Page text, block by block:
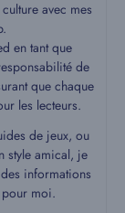
avec mes
en tant que
de
que chaque
les lecteurs.
de jeux, ou
style amical, je
informations
moi.